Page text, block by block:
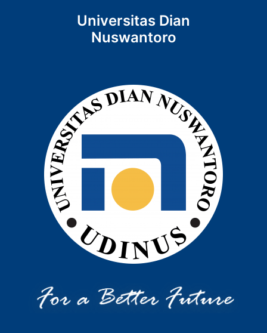
Universitas Dian
Nuswantoro